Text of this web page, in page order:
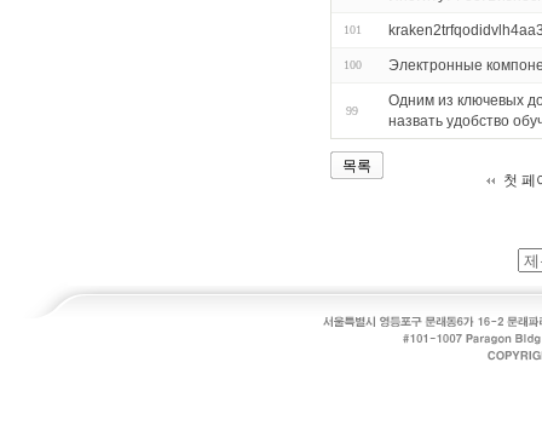
101
100 Электронные
99
Одним из ключевых
назвать удобство
목록
첫 페